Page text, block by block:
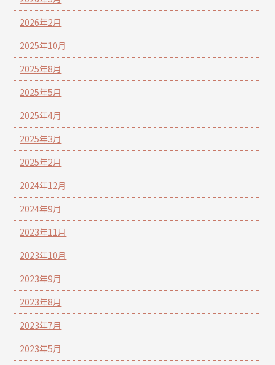
2026年2月
2025年10月
2025年8月
2025年5月
2025年4月
2025年3月
2025年2月
2024年12月
2024年9月
2023年11月
2023年10月
2023年9月
2023年8月
2023年7月
2023年5月